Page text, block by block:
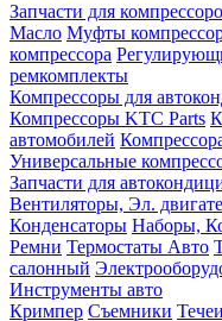
Запчасти для
Масло Муфты
компрессора
ремкомплекты
Компрессоры для
Компрессоры KTC Parts
автомобилей
Универсальные
Запчасти для
Вентиляторы, Эл.
Конденсаторы Наборы,
Ремни Термостаты Авто
салонный
Инструменты авто
Кримпер Съемники